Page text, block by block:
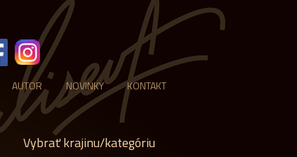
AUTOR NOVINKY KONTAKT
Vybrať krajinu/kategóriu